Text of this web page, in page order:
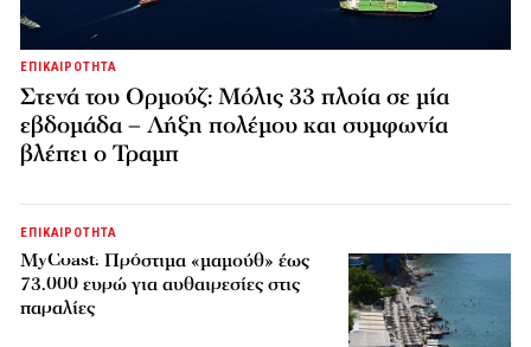
ΕΠΙΚΑΙΡΟΤΗΤΑ
Στενά του Ορμούζ: Μόλις 33 πλοία σε μία
εβδομάδα – Λήξη πολέμου και συμφωνία
βλέπει ο Τραμπ
ΕΠΙΚΑΙΡΟΤΗΤΑ
MyCoast: Πρόστιμα «μαμούθ» έως
73.000 ευρώ για αυθαιρεσίες στις
παραλίες